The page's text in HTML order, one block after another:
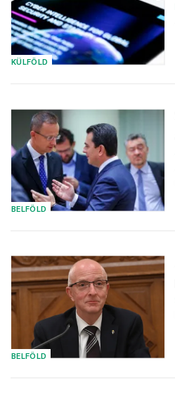
KÜLFÖLD
BELFÖLD
BELFÖLD